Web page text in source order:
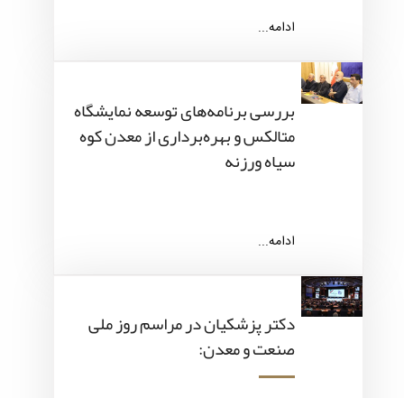
ادامه...
بررسی برنامه‌های توسعه نمایشگاه
متالکس و بهره‌برداری از معدن کوه
سیاه ورزنه
ادامه...
دکتر پزشکیان در مراسم روز ملی
صنعت و معدن: